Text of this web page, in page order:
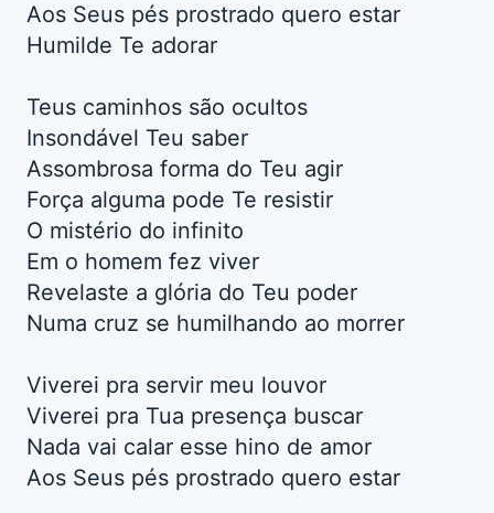
Aos Seus pés prostrado quero estar
Humilde Te adorar
Teus caminhos são ocultos
Insondável Teu saber
Assombrosa forma do Teu agir
Força alguma pode Te resistir
O mistério do infinito
Em o homem fez viver
Revelaste a glória do Teu poder
Numa cruz se humilhando ao morrer
Viverei pra servir meu louvor
Viverei pra Tua presença buscar
Nada vai calar esse hino de amor
Aos Seus pés prostrado quero estar